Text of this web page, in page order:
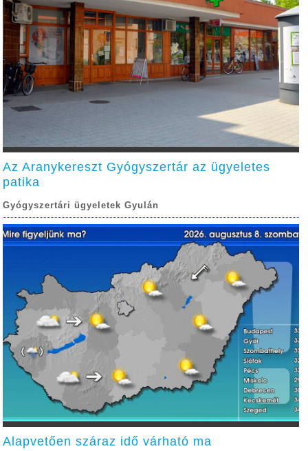
Az Aranykereszt Gyógyszertár az ügyeletes
patika
Gyógyszertári ügyeletek Gyulán
Alapvetően száraz idő várható ma